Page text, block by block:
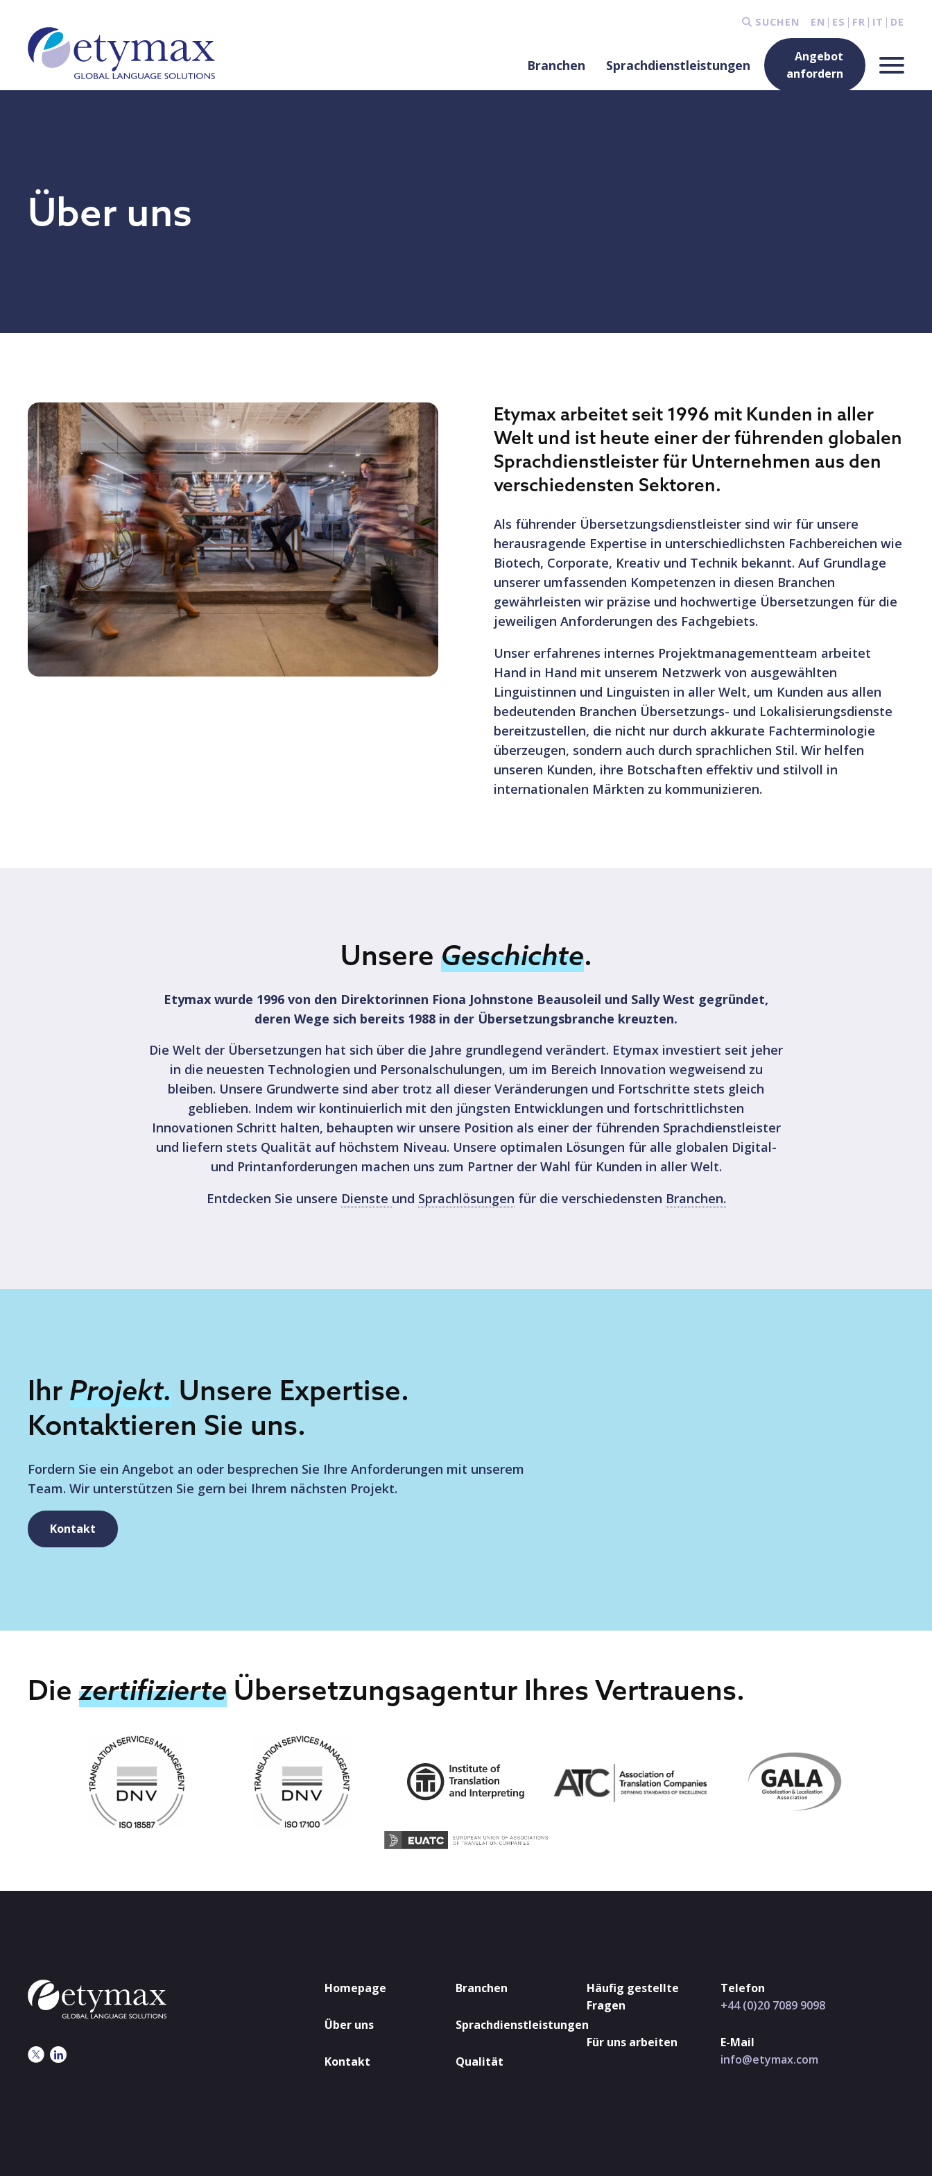
SUCHEN EN ES FR IT DE
Branchen Sprachdienstleistungen
Angebot
anfordern
Über uns
Etymax arbeitet seit 1996 mit Kunden in aller
Welt und ist heute einer der führenden globalen
Sprachdienstleister für Unternehmen aus den
verschiedensten Sektoren.
Als führender Übersetzungsdienstleister sind wir für unsere
herausragende Expertise in unterschiedlichsten Fachbereichen wie
Biotech, Corporate, Kreativ und Technik bekannt. Auf Grundlage
unserer umfassenden Kompetenzen in diesen Branchen
gewährleisten wir präzise und hochwertige Übersetzungen für die
jeweiligen Anforderungen des Fachgebiets.
Unser erfahrenes internes Projektmanagementteam arbeitet
Hand in Hand mit unserem Netzwerk von ausgewählten
Linguistinnen und Linguisten in aller Welt, um Kunden aus allen
bedeutenden Branchen Übersetzungs- und Lokalisierungsdienste
bereitzustellen, die nicht nur durch akkurate Fachterminologie
überzeugen, sondern auch durch sprachlichen Stil. Wir helfen
unseren Kunden, ihre Botschaften effektiv und stilvoll in
internationalen Märkten zu kommunizieren.
Unsere Geschichte.
Etymax wurde 1996 von den Direktorinnen Fiona Johnstone Beausoleil und Sally West gegründet,
deren Wege sich bereits 1988 in der Übersetzungsbranche kreuzten.
Die Welt der Übersetzungen hat sich über die Jahre grundlegend verändert. Etymax investiert seit jeher
in die neuesten Technologien und Personalschulungen, um im Bereich Innovation wegweisend zu
bleiben. Unsere Grundwerte sind aber trotz all dieser Veränderungen und Fortschritte stets gleich
geblieben. Indem wir kontinuierlich mit den jüngsten Entwicklungen und fortschrittlichsten
Innovationen Schritt halten, behaupten wir unsere Position als einer der führenden Sprachdienstleister
und liefern stets Qualität auf höchstem Niveau. Unsere optimalen Lösungen für alle globalen Digital-
und Printanforderungen machen uns zum Partner der Wahl für Kunden in aller Welt.
Entdecken Sie unsere Dienste und Sprachlösungen für die verschiedensten Branchen.
Ihr Projekt. Unsere Expertise.
Kontaktieren Sie uns.
Fordern Sie ein Angebot an oder besprechen Sie Ihre Anforderungen mit unserem
Team. Wir unterstützen Sie gern bei Ihrem nächsten Projekt.
Kontakt
Die zertifizierte Übersetzungsagentur Ihres Vertrauens.
Homepage
Über uns
Kontakt
Branchen
Sprachdienstleistungen
Qualität
Häufig gestellte
Fragen
Für uns arbeiten
Telefon
+44 (0)20 7089 9098
E-Mail
info@etymax.com